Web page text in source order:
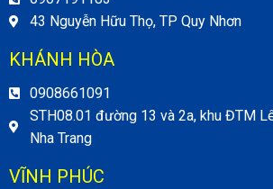
43 Nguyễn Hữu Thọ, TP Quy Nhơn
KHÁNH HÒA
0908661091
STH08.01 đường 13 và 2a, khu ĐTM
Nha Trang
VĨNH PHÚC